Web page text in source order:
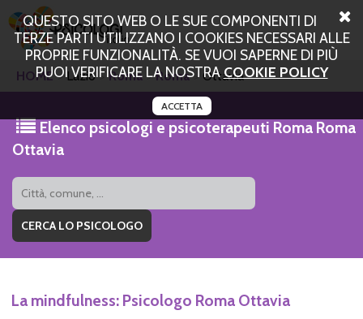
QUESTO SITO WEB O LE SUE COMPONENTI DI
TERZE PARTI UTILIZZANO I COOKIES NECESSARI ALLE
PROPRIE FUNZIONALITÀ. SE VUOI SAPERNE DI PIÙ
PUOI VERIFICARE LA NOSTRACOOKIE POLICY
ACCETTA
HOME Lazio Roma Roma Ottavia
Elenco psicologi e psicoterapeuti Roma Roma
Ottavia
La mindfulness: Psicologo Roma Ottavia